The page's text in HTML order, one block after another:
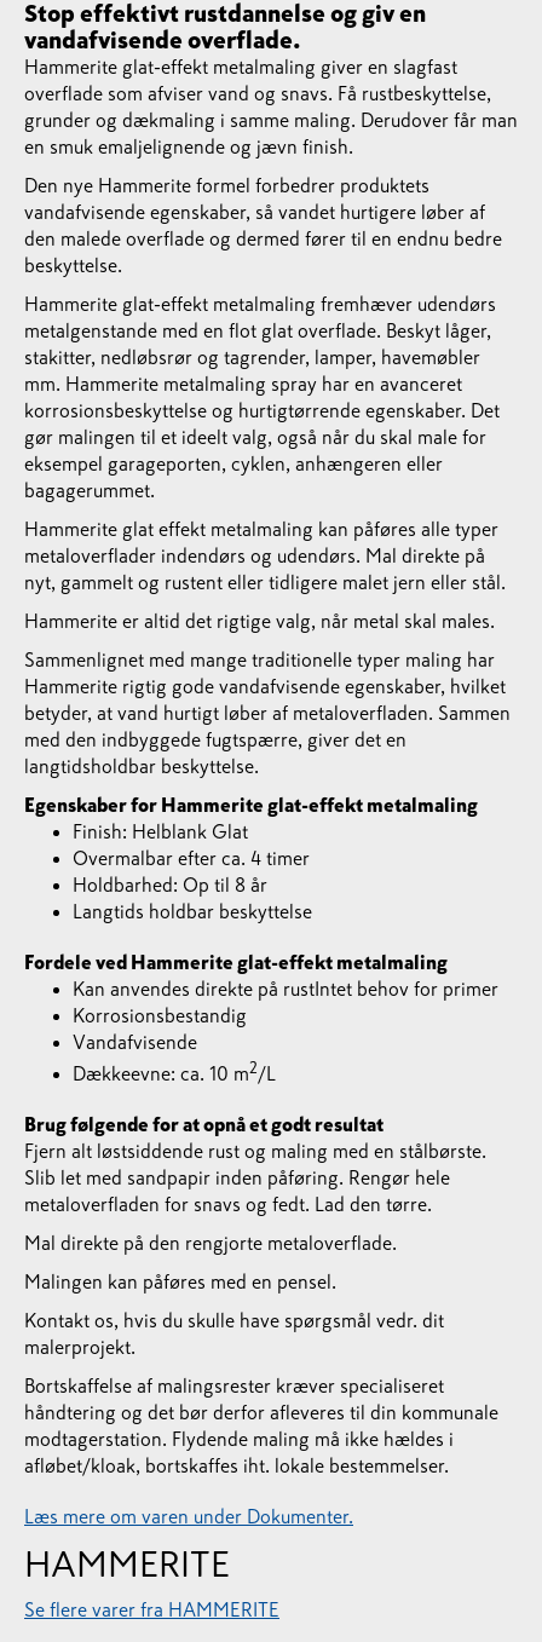
Stop effektivt rustdannelse og giv en
vandafvisende overflade.
Hammerite glat-effekt metalmaling giver en slagfast
overflade som afviser vand og snavs. Få rustbeskyttelse,
grunder og dækmaling i samme maling. Derudover får man
en smuk emaljelignende og jævn finish.
Den nye Hammerite formel forbedrer produktets
vandafvisende egenskaber, så vandet hurtigere løber af
den malede overflade og dermed fører til en endnu bedre
beskyttelse.
Hammerite glat-effekt metalmaling fremhæver udendørs
metalgenstande med en flot glat overflade. Beskyt låger,
stakitter, nedløbsrør og tagrender, lamper, havemøbler
mm. Hammerite metalmaling spray har en avanceret
korrosionsbeskyttelse og hurtigtørrende egenskaber. Det
gør malingen til et ideelt valg, også når du skal male for
eksempel garageporten, cyklen, anhængeren eller
bagagerummet.
Hammerite glat effekt metalmaling kan påføres alle typer
metaloverflader indendørs og udendørs. Mal direkte på
nyt, gammelt og rustent eller tidligere malet jern eller stål.
Hammerite er altid det rigtige valg, når metal skal males.
Sammenlignet med mange traditionelle typer maling har
Hammerite rigtig gode vandafvisende egenskaber, hvilket
betyder, at vand hurtigt løber af metaloverfladen. Sammen
med den indbyggede fugtspærre, giver det en
langtidsholdbar beskyttelse.
Egenskaber for Hammerite glat-effekt metalmaling
Finish: Helblank Glat
Overmalbar efter ca. 4 timer
Holdbarhed: Op til 8 år
Langtids holdbar beskyttelse
Fordele ved Hammerite glat-effekt metalmaling
Kan anvendes direkte på rustIntet behov for primer
Korrosionsbestandig
Vandafvisende
Dækkeevne: ca. 10 m2/L
Brug følgende for at opnå et godt resultat
Fjern alt løstsiddende rust og maling med en stålbørste.
Slib let med sandpapir inden påføring. Rengør hele
metaloverfladen for snavs og fedt. Lad den tørre.
Mal direkte på den rengjorte metaloverflade.
Malingen kan påføres med en pensel.
Kontakt os, hvis du skulle have spørgsmål vedr. dit
malerprojekt.
Bortskaffelse af malingsrester kræver specialiseret
håndtering og det bør derfor afleveres til din kommunale
modtagerstation. Flydende maling må ikke hældes i
afløbet/kloak, bortskaffes iht. lokale bestemmelser.
Læs mere om varen under Dokumenter.
HAMMERITE
Se flere varer fra HAMMERITE